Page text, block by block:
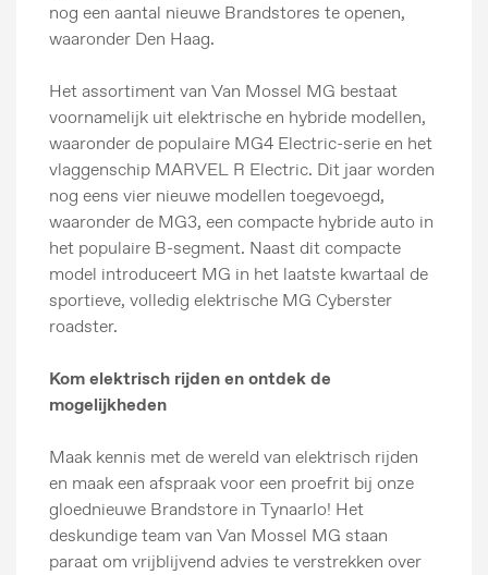
nog een aantal nieuwe Brandstores te openen,
waaronder Den Haag.
Het assortiment van Van Mossel MG bestaat
voornamelijk uit elektrische en hybride modellen,
waaronder de populaire MG4 Electric-serie en het
vlaggenschip MARVEL R Electric. Dit jaar worden
nog eens vier nieuwe modellen toegevoegd,
waaronder de MG3, een compacte hybride auto in
het populaire B-segment. Naast dit compacte
model introduceert MG in het laatste kwartaal de
sportieve, volledig elektrische MG Cyberster
roadster.
Kom elektrisch rijden en ontdek de
mogelijkheden
Maak kennis met de wereld van elektrisch rijden
en maak een afspraak voor een proefrit bij onze
gloednieuwe Brandstore in Tynaarlo! Het
deskundige team van Van Mossel MG staan
paraat om vrijblijvend advies te verstrekken over